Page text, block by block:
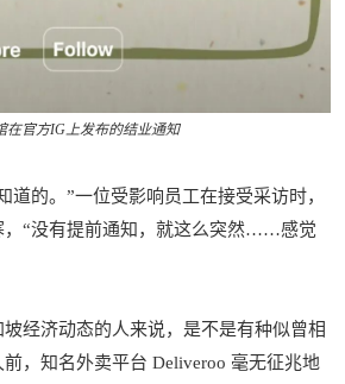
在官方IG上发布的结业通知
道的。”一位受影响员工在接受采访时，
，“没有提前通知，就这么突然……感觉
经济动态的人来说，是不是有种似曾相
，知名外卖平台 Deliveroo 毫无征兆地